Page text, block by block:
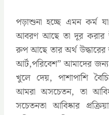
পড়াশুনা হচ্ছে এমন কর্ম
আবরণ আছে তা দূর করার
রুপ আছে তার অর্থ উদ্ধারের
আর্ট,পরিবেশ” আমাদের
খুলে দেয়, পাশাপাশি
আমরা অসচেতন, তা
সচেতনতা আবিষ্কার